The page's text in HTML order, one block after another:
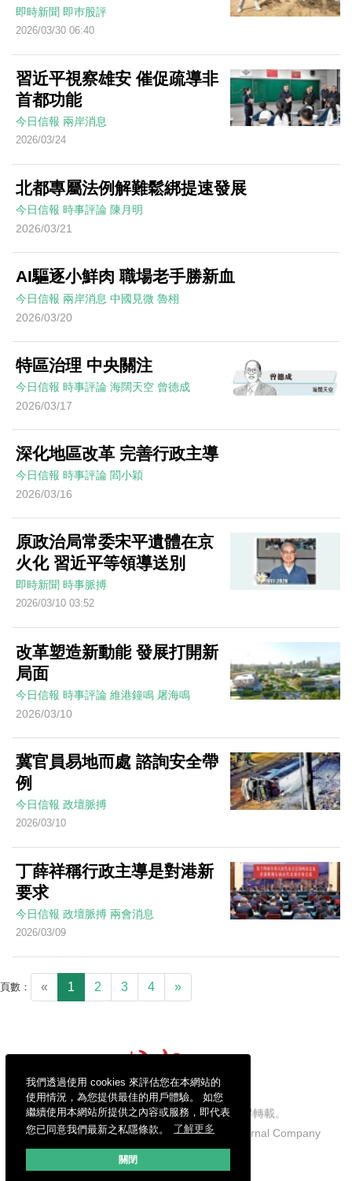
我們透過使用 cookies 來評估您在本網站的
使用情況，為您提供最佳的用戶體驗。 如您
繼續使用本網站所提供之內容或服務，即代表
您已同意我們最新之私隱條款。
了解更多
關閉
即時新聞 即巿股評
2026/03/30 06:40
習近平視察雄安 催促疏導非
首都功能
今日信報 兩岸消息
2026/03/24
北都專屬法例解難鬆綁提速發展
今日信報 時事評論 陳月明
2026/03/21
AI驅逐小鮮肉 職場老手勝新血
今日信報 兩岸消息 中國見微 魯栩
2026/03/20
特區治理 中央關注
今日信報 時事評論 海闊天空 曾德成
2026/03/17
深化地區改革 完善行政主導
今日信報 時事評論 閻小穎
2026/03/16
原政治局常委宋平遺體在京
火化 習近平等領導送別
即時新聞 時事脈搏
2026/03/10 03:52
改革塑造新動能 發展打開新
局面
今日信報 時事評論 維港鐘鳴 屠海鳴
2026/03/10
冀官員易地而處 諮詢安全帶
例
今日信報 政壇脈搏
2026/03/10
丁薛祥稱行政主導是對港新
要求
今日信報 政壇脈搏 兩會消息
2026/03/09
頁數： « 1 2 3 4 »
信報財經新聞有限公司版權所有，不得轉載。
Copyright © 2026 Hong Kong Economic Journal Company
Limited. All rights reserved.